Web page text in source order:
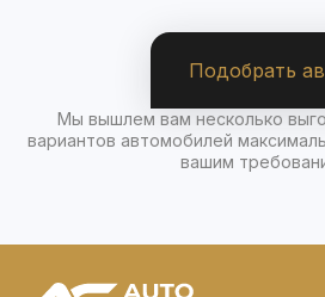
Подобрать
Мы вышлем вам несколько
вариантов автомобилей
вашим